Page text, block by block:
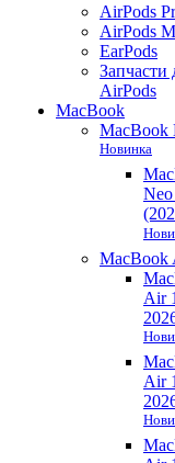
AirPods
AirPods
EarPods
Запчасти
AirPods
MacBook
MacBook
Новинка
MacBook
Air
Air